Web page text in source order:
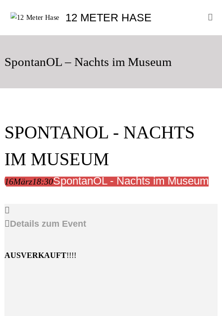
content
12
Hase
12 METER HASE
SpontanOL – Nachts im Museum
SPONTANOL - NACHTS
IM MUSEUM
16März18:30SpontanOL - Nachts im Museum
Details zum Event
AUSVERKAUFT!!!!